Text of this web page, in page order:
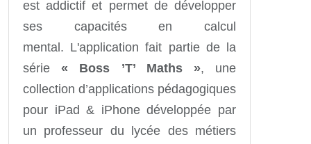
est addictif et permet de développer
ses capacités en calcul
mental. L'application fait partie de la
série« Boss ’T’ Maths », une
collection d’applications pédagogiques
pour iPad & iPhone développée par
un professeur du lycée des métiers